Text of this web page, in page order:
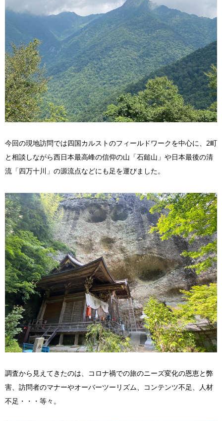
今回の現地訪問では四国カルストのフィールドワークを中心に、2町
と相談しながら西日本最高峰の信仰の山「石鎚山」や日本最後の清
流「四万十川」の源流点などにも足を運びました。
調査から見えてきたのは、コロナ禍での旅のニーズ変化の恩恵と弊
害、訪問者のマナーやオーバーツーリズム、コンテンツ不足、人材
不足・・・等々。